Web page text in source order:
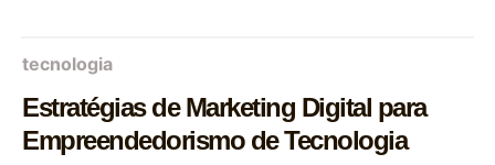
tecnologia
Estratégias de Marketing Digital para
Empreendedorismo de Tecnologia